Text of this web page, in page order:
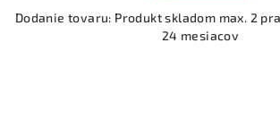
Dodanie tovaru: Produkt skladom max. 2
24 mesiacov